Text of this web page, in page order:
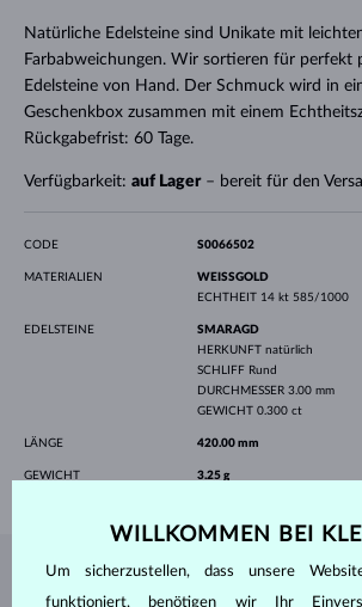
Natürliche Edelsteine sind Unikate mit
Farbabweichungen. Wir sortieren für perfekt
Edelsteine von Hand. Der Schmuck wird in
Geschenkbox zusammen mit einem
Rückgabefrist: 60 Tage.
Verfügbarkeit: auf Lager– bereit für den
CODE S0066502
MATERIALIEN
WEISSGOLD
ECHTHEIT 14 kt 585/1000
EDELSTEINE
SMARAGD
HERKUNFT natürlich
SCHLIFF Rund
DURCHMESSER 3.00 mm
GEWICHT 0.300 ct
LÄNGE 420.00 mm
GEWICHT 3.25 g
SCHMUCK AUS DEM
WILLKOMMEN BEI
Um sicherzustellen, dass unsere
funktioniert, benötigen wir Ihr